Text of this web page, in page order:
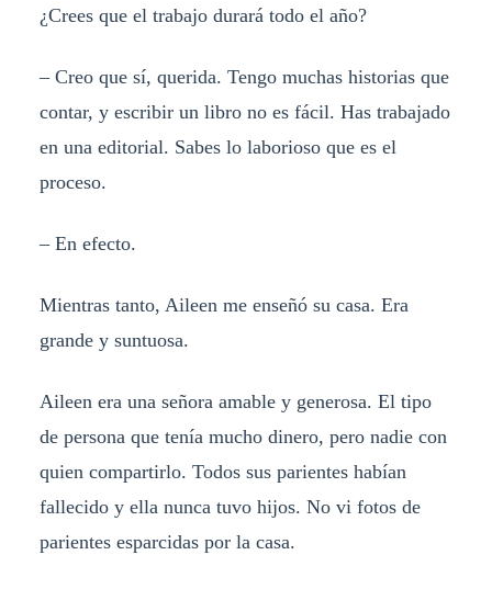
¿Crees que el trabajo durará todo el año?
– Creo que sí, querida. Tengo muchas historias que
contar, y escribir un libro no es fácil. Has trabajado
en una editorial. Sabes lo laborioso que es el
proceso.
– En efecto.
Mientras tanto, Aileen me enseñó su casa. Era
grande y suntuosa.
Aileen era una señora amable y generosa. El tipo
de persona que tenía mucho dinero, pero nadie con
quien compartirlo. Todos sus parientes habían
fallecido y ella nunca tuvo hijos. No vi fotos de
parientes esparcidas por la casa.